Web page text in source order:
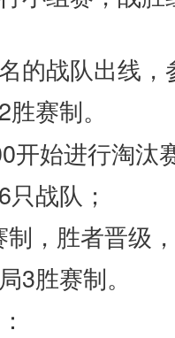
的战队出线
赛制。
开始进行淘
战队；
，胜者晋级
3胜赛制。